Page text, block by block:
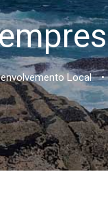
Local •